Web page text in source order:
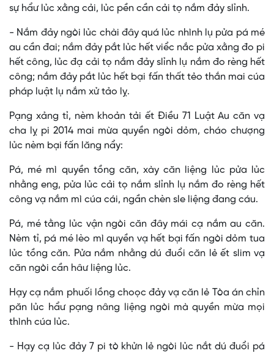
sự hẩư lủc xằng cải, lủc pền cần cải tọ nắm đảy slỉnh.
- Nắm đảy ngòi lủc chài đây quá lủc nhình lụ pửa pá mé
au cần đai; nắm đảy pắt lủc hết viểc nắc pửa xằng đo pi
hết công, lủc đạ cải tọ nắm đảy slỉnh lụ nắm đo rèng hết
công; nắm đảy pắt lủc hết bại fấn thất tẻo thắn mai cúa
pháp luật lụ nắm xử tảo lỵ.
Pạng xảng tỉ, nèm khoản tải ết Điều 71 Luật Au căn vạ
cha lỵ pi 2014 mai mừa quyền ngòi dỏm, cháo chượng
lủc nèm bại fấn lăng nẩy:
Pá, mé mì quyền tồng căn, xày căn liệng lủc pửa lủc
nhằng eng, pửa lủc cải tọ nắm slỉnh lụ nắm đo rèng hết
công vạ nắm mì cúa cái, ngần chèn sle liệng đang cáu.
Pá, mé tằng lủc vận ngòi căn đây mái cạ nắm au căn.
Nèm tỉ, pá mé lèo mì quyền vạ hết bại fấn ngòi dỏm tua
lủc tồng căn. Pửa nắm nhằng dú đuổi căn lẻ ết slim vạ
căn ngòi cần hâư liệng lủc.
Hạy cạ nắm phuối lồng choọc đảy vạ căn lẻ Tòa án chỉn
păn lủc hẩư pạng nâng liệng ngòi mà quyền mừa mọi
thình cúa lủc.
- Hạy cạ lủc đảy 7 pi tò khửn lẻ ngòi lủc nắt dú đuổi pá